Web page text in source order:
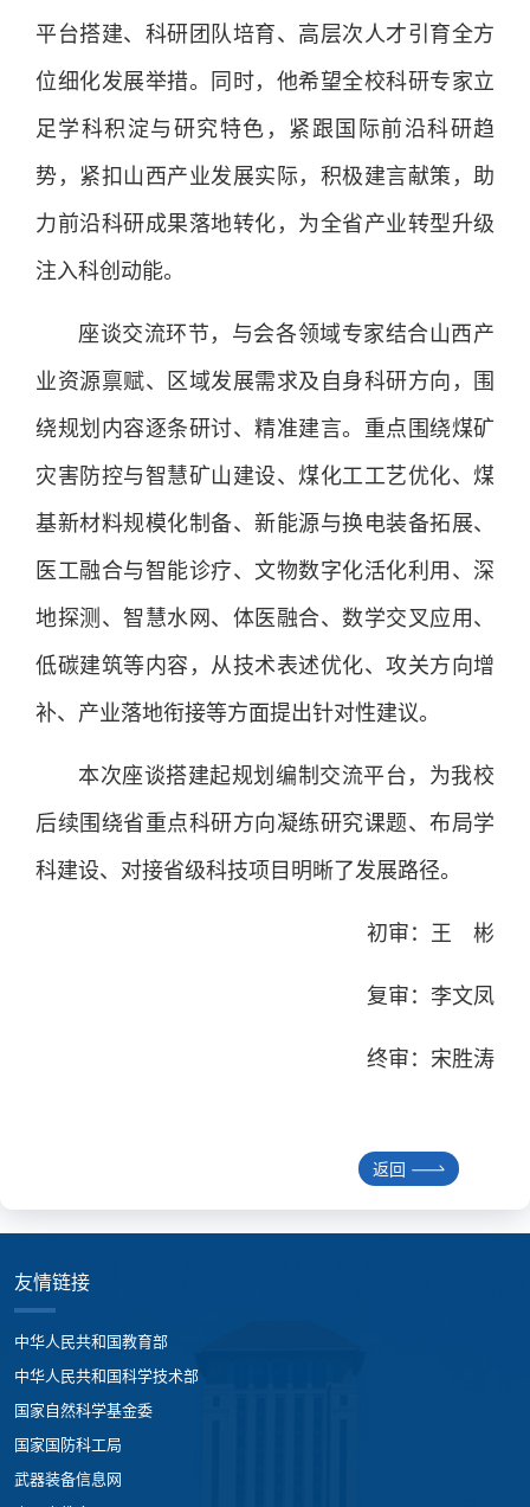
平台搭建、科研团队培育、高层次人才引育全方
位细化发展举措。同时，他希望全校科研专家立
足学科积淀与研究特色，紧跟国际前沿科研趋
势，紧扣山西产业发展实际，积极建言献策，助
力前沿科研成果落地转化，为全省产业转型升级
注入科创动能。
座谈交流环节，与会各领域专家结合山西产
业资源禀赋、区域发展需求及自身科研方向，围
绕规划内容逐条研讨、精准建言。重点围绕煤矿
灾害防控与智慧矿山建设、煤化工工艺优化、煤
基新材料规模化制备、新能源与换电装备拓展、
医工融合与智能诊疗、文物数字化活化利用、深
地探测、智慧水网、体医融合、数学交叉应用、
低碳建筑等内容，从技术表述优化、攻关方向增
补、产业落地衔接等方面提出针对性建议。
本次座谈搭建起规划编制交流平台，为我校
后续围绕省重点科研方向凝练研究课题、布局学
科建设、对接省级科技项目明晰了发展路径。
初审：王 彬
复审：李文凤
终审：宋胜涛
返回
友情链接
中华人民共和国教育部
中华人民共和国科学技术部
国家自然科学基金委
国家国防科工局
武器装备信息网